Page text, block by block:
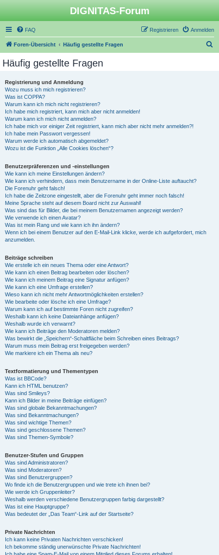
DIGNITAS-Forum
FAQ Anmelden
Registrieren
Foren-Übersicht Häufig gestellte Fragen
Häufig gestellte Fragen
Registrierung und Anmeldung
Wozu muss ich mich registrieren?
Was ist COPPA?
Warum kann ich mich nicht registrieren?
Ich habe mich registriert, kann mich aber nicht anmelden!
Warum kann ich mich nicht anmelden?
Ich habe mich vor einiger Zeit registriert, kann mich aber nicht mehr anmelden?!
Ich habe mein Passwort vergessen!
Warum werde ich automatisch abgemeldet?
Wozu ist die Funktion „Alle Cookies löschen“?
Benutzerpräferenzen und -einstellungen
Wie kann ich meine Einstellungen ändern?
Wie kann ich verhindern, dass mein Benutzername in der Online-Liste auftaucht?
Die Forenuhr geht falsch!
Ich habe die Zeitzone eingestellt, aber die Forenuhr geht immer noch falsch!
Meine Sprache steht auf diesem Board nicht zur Auswahl!
Was sind das für Bilder, die bei meinem Benutzernamen angezeigt werden?
Wie verwende ich einen Avatar?
Was ist mein Rang und wie kann ich ihn ändern?
Wenn ich bei einem Benutzer auf den E-Mail-Link klicke, werde ich aufgefordert, mich
anzumelden.
Beiträge schreiben
Wie erstelle ich ein neues Thema oder eine Antwort?
Wie kann ich einen Beitrag bearbeiten oder löschen?
Wie kann ich meinem Beitrag eine Signatur anfügen?
Wie kann ich eine Umfrage erstellen?
Wieso kann ich nicht mehr Antwortmöglichkeiten erstellen?
Wie bearbeite oder lösche ich eine Umfrage?
Warum kann ich auf bestimmte Foren nicht zugreifen?
Weshalb kann ich keine Dateianhänge anfügen?
Weshalb wurde ich verwarnt?
Wie kann ich Beiträge den Moderatoren melden?
Was bewirkt die „Speichern“-Schaltfläche beim Schreiben eines Beitrags?
Warum muss mein Beitrag erst freigegeben werden?
Wie markiere ich ein Thema als neu?
Textformatierung und Thementypen
Was ist BBCode?
Kann ich HTML benutzen?
Was sind Smileys?
Kann ich Bilder in meine Beiträge einfügen?
Was sind globale Bekanntmachungen?
Was sind Bekanntmachungen?
Was sind wichtige Themen?
Was sind geschlossene Themen?
Was sind Themen-Symbole?
Benutzer-Stufen und Gruppen
Was sind Administratoren?
Was sind Moderatoren?
Was sind Benutzergruppen?
Wo finde ich die Benutzergruppen und wie trete ich ihnen bei?
Wie werde ich Gruppenleiter?
Weshalb werden verschiedene Benutzergruppen farbig dargestellt?
Was ist eine Hauptgruppe?
Was bedeutet der „Das Team“-Link auf der Startseite?
Private Nachrichten
Ich kann keine Privaten Nachrichten verschicken!
Ich bekomme ständig unerwünschte Private Nachrichten!